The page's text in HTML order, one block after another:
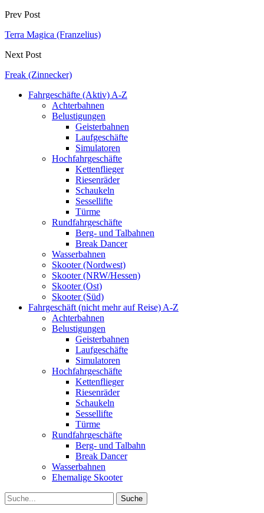
Prev Post
Terra Magica (Franzelius)
Next Post
Freak (Zinnecker)
Fahrgeschäfte (Aktiv) A-Z
Achterbahnen
Belustigungen
Geisterbahnen
Laufgeschäfte
Simulatoren
Hochfahrgeschäfte
Kettenflieger
Riesenräder
Schaukeln
Sessellifte
Türme
Rundfahrgeschäfte
Berg- und Talbahnen
Break Dancer
Wasserbahnen
Skooter (Nordwest)
Skooter (NRW/Hessen)
Skooter (Ost)
Skooter (Süd)
Fahrgeschäft (nicht mehr auf Reise) A-Z
Achterbahnen
Belustigungen
Geisterbahnen
Laufgeschäfte
Simulatoren
Hochfahrgeschäfte
Kettenflieger
Riesenräder
Schaukeln
Sessellifte
Türme
Rundfahrgeschäfte
Berg- und Talbahn
Break Dancer
Wasserbahnen
Ehemalige Skooter